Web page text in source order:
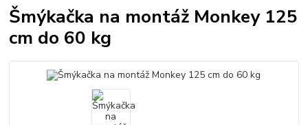
Šmýkačka na montáž Monkey 125
cm do 60 kg